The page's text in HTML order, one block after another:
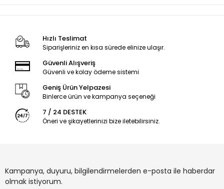
Hızlı Teslimat
Siparişleriniz en kısa sürede elinize ulaşır.
Güvenli Alışveriş
Güvenli ve kolay ödeme sistemi
Geniş Ürün Yelpazesi
Binlerce ürün ve kampanya seçeneği
7 / 24 DESTEK
Öneri ve şikayetlerinizi bize iletebilirsiniz.
Kampanya, duyuru, bilgilendirmelerden e-posta ile haberdar
olmak istiyorum.